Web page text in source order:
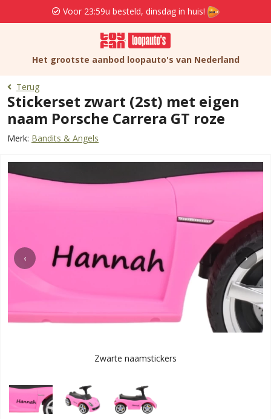
Voor 23:59u besteld, dinsdag in huis!
Het grootste aanbod loopauto's van Nederland
Terug
Stickerset zwart (2st) met eigen
naam Porsche Carrera GT roze
Merk: Bandits & Angels
‹ ›
Zwarte naamstickers